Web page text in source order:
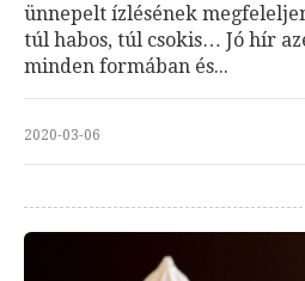
ünnepelt ízlésének
túl habos, túl csokis… Jó hír
minden formában és...
2020-03-06